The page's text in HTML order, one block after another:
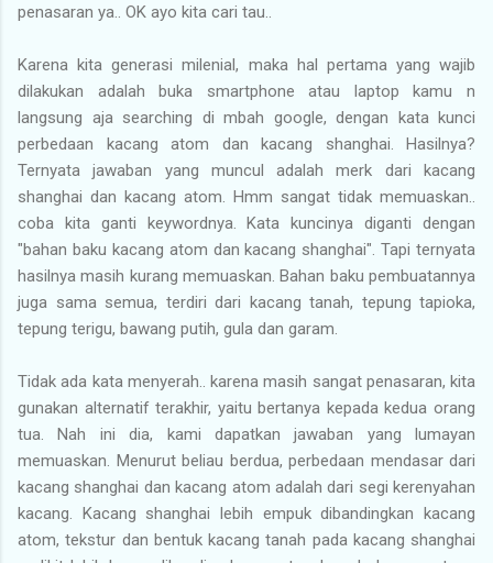
penasaran ya.. OK ayo kita cari tau..
Karena kita generasi milenial, maka hal pertama yang wajib
dilakukan adalah buka smartphone atau laptop kamu n
langsung aja searching di mbah google, dengan kata kunci
perbedaan kacang atom dan kacang shanghai. Hasilnya?
Ternyata jawaban yang muncul adalah merk dari kacang
shanghai dan kacang atom. Hmm sangat tidak memuaskan..
coba kita ganti keywordnya. Kata kuncinya diganti dengan
"bahan baku kacang atom dan kacang shanghai". Tapi ternyata
hasilnya masih kurang memuaskan. Bahan baku pembuatannya
juga sama semua, terdiri dari kacang tanah, tepung tapioka,
tepung terigu, bawang putih, gula dan garam.
Tidak ada kata menyerah.. karena masih sangat penasaran, kita
gunakan alternatif terakhir, yaitu bertanya kepada kedua orang
tua. Nah ini dia, kami dapatkan jawaban yang lumayan
memuaskan. Menurut beliau berdua, perbedaan mendasar dari
kacang shanghai dan kacang atom adalah dari segi kerenyahan
kacang. Kacang shanghai lebih empuk dibandingkan kacang
atom, tekstur dan bentuk kacang tanah pada kacang shanghai